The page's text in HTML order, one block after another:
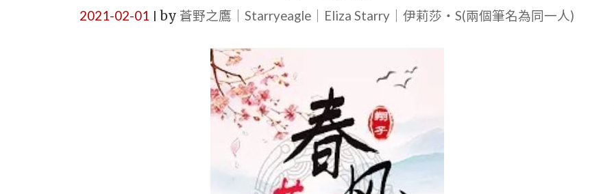
2021-02-01 by 蒼野之鷹｜Starryeagle｜Eliza Starry｜伊莉莎・S(兩個筆名為同一人)